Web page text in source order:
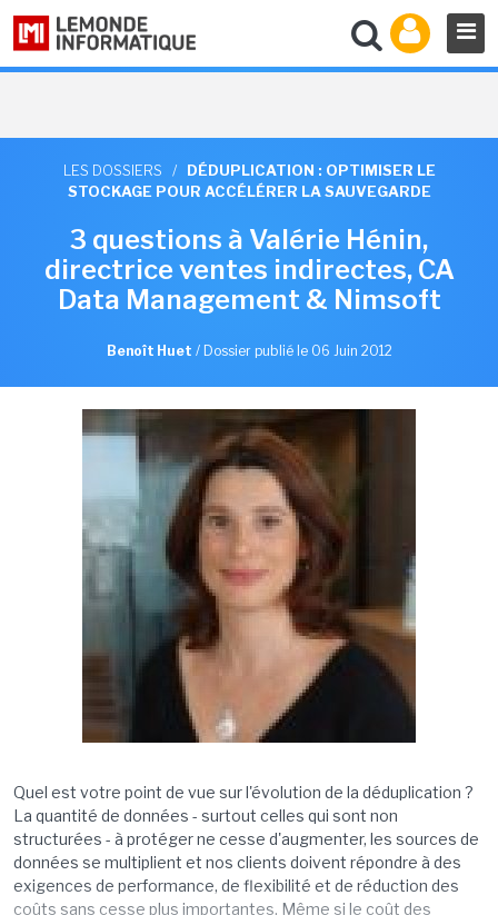
LES DOSSIERS /
DÉDUPLICATION : OPTIMISER LE
STOCKAGE POUR ACCÉLÉRER LA SAUVEGARDE
3 questions à Valérie Hénin,
directrice ventes indirectes, CA
Data Management & Nimsoft
Benoît Huet / Dossier publié le 06 Juin 2012
Quel est votre point de vue sur l'évolution de la déduplication ?
La quantité de données - surtout celles qui sont non
structurées - à protéger ne cesse d'augmenter, les sources de
données se multiplient et nos clients doivent répondre à des
exigences de performance, de flexibilité et de réduction des
coûts sans cesse plus importantes. Même si le coût des